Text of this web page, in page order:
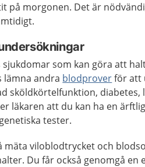
på morgonen. Det är
sjukdomar som kan göra att
lämna andra blodproverför att
sköldkörtelfunktion,
läkaren att du kan ha en
tester.
mäta viloblodtrycket och
Du får också genomgå en